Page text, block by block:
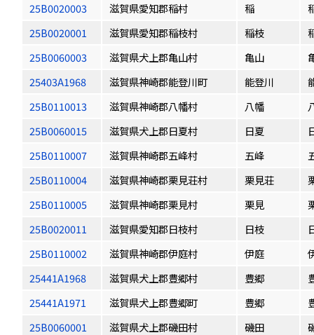
25B0020003
滋賀県愛知郡稲村 稲
25B0020001
滋賀県愛知郡稲枝村 稲枝
25B0060003
滋賀県犬上郡亀山村 亀山
25403A1968
滋賀県神崎郡能登川町 能登川
25B0110013
滋賀県神崎郡八幡村 八幡
25B0060015
滋賀県犬上郡日夏村 日夏
25B0110007
滋賀県神崎郡五峰村 五峰
25B0110004
滋賀県神崎郡栗見荘村 栗見荘
25B0110005
滋賀県神崎郡栗見村 栗見
25B0020011
滋賀県愛知郡日枝村 日枝
25B0110002
滋賀県神崎郡伊庭村 伊庭
25441A1968
滋賀県犬上郡豊郷村 豊郷
25441A1971
滋賀県犬上郡豊郷町 豊郷
25B0060001
滋賀県犬上郡磯田村 磯田